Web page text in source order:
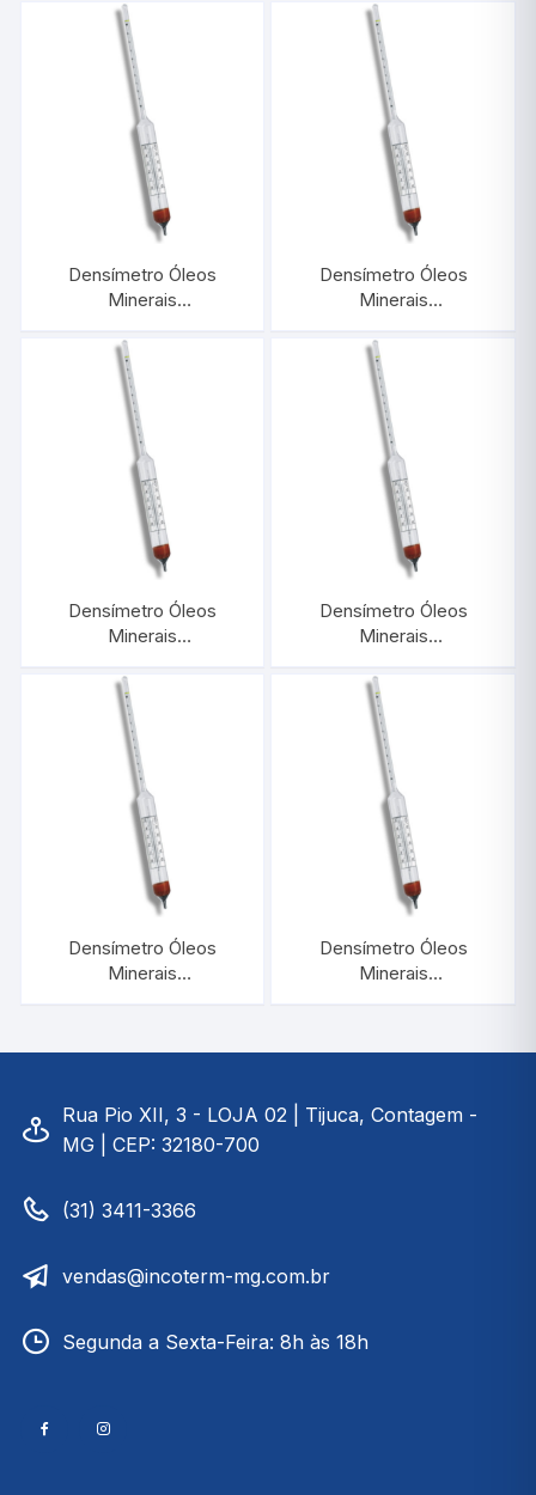
Termômetro |
INCOTERM 5573
Com Termômetro |
INCOTERM 5572
Densímetro Óleos
Minerais
Com Termômetro |
INCOTERM 5571
Densímetro Óleos
Minerais
Com Termômetro |
INCOTERM 5570
Densímetro Óleos
Minerais
Com Termômetro |
INCOTERM 5569
Densímetro Óleos
Minerais
Com Termômetro |
INCOTERM 5568
Densímetro Óleos
Minerais
INCOTERM 5567
Densímetro Óleos
Minerais
INCOTERM 5566
Rua Pio XII, 3 - LOJA 02 | Tijuca, Contagem -
MG | CEP: 32180-700
(31) 3411-3366
vendas@incoterm-mg.com.br
Segunda a Sexta-Feira: 8h às 18h